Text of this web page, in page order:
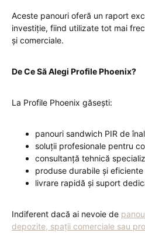
Aceste panouri oferă un raport
investiție, fiind utilizate tot mai
și comerciale.
De Ce Să Alegi Profile Phoenix?
La Profile Phoenix găsești:
panouri sandwich PIR de
soluții profesionale pentru
consultanță tehnică
produse durabile și
livrare rapidă și suport
Indiferent dacă ai nevoie de
depozite, spații comerciale sau